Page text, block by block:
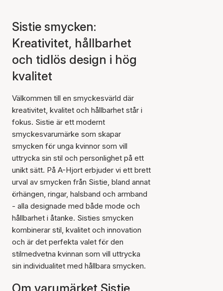
Sistie smycken:
Kreativitet, hållbarhet
och tidlös design i hög
kvalitet
Välkommen till en smyckesvärld där
kreativitet, kvalitet och hållbarhet står i
fokus. Sistie är ett modernt
smyckesvarumärke som skapar
smycken för unga kvinnor som vill
uttrycka sin stil och personlighet på ett
unikt sätt. På A-Hjort erbjuder vi ett brett
urval av smycken från Sistie, bland annat
örhängen, ringar, halsband och armband
- alla designade med både mode och
hållbarhet i åtanke. Sisties smycken
kombinerar stil, kvalitet och innovation
och är det perfekta valet för den
stilmedvetna kvinnan som vill uttrycka
sin individualitet med hållbara smycken.